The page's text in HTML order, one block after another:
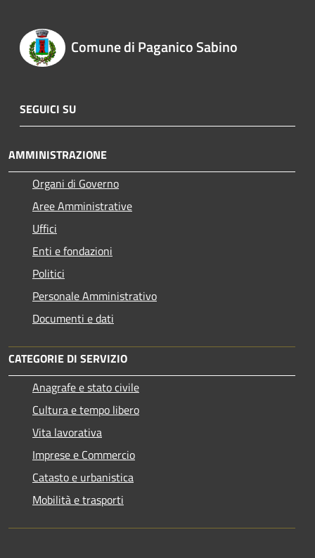
Comune di Paganico Sabino
SEGUICI SU
AMMINISTRAZIONE
Organi di Governo
Aree Amministrative
Uffici
Enti e fondazioni
Politici
Personale Amministrativo
Documenti e dati
CATEGORIE DI SERVIZIO
Anagrafe e stato civile
Cultura e tempo libero
Vita lavorativa
Imprese e Commercio
Catasto e urbanistica
Mobilità e trasporti